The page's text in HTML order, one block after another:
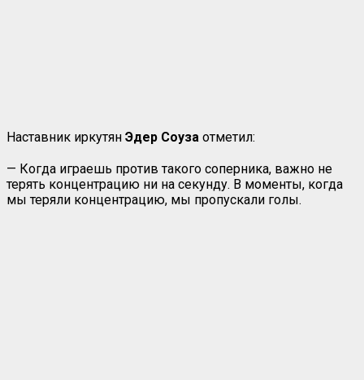
Наставник иркутян Эдер Соуза отметил:
— Когда играешь против такого соперника, важно не
терять концентрацию ни на секунду. В моменты, когда
мы теряли концентрацию, мы пропускали голы.